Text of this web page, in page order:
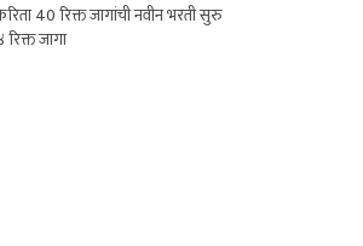
40 रिक्त जागांची नवीन भरती सुरु
जागा